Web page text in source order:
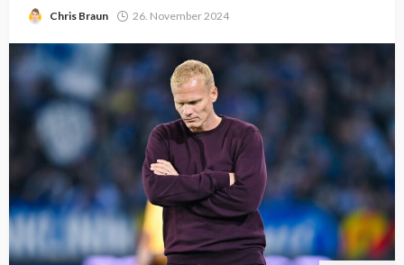
Chris Braun 26. November 2024